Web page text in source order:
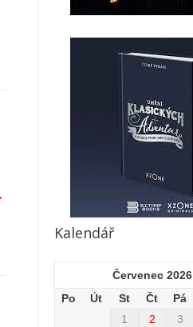
Kalendář
Červenec 2026
Po
Út St Čt Pá
1 2 3